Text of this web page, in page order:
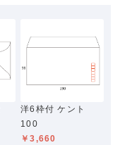
洋6枠付 ケント
100
￥3,660